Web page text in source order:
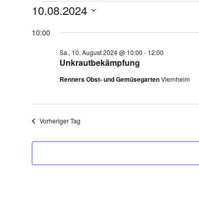
Veranstaltungen
Sa.,
August
10.08.2024
wählen.
10:00
Unkrautbekämpfung
Sa., 10. August 2024 @ 10:00 - 12:00
Renners Obst- und GemüsegartenViernheim
Vorheriger Tag